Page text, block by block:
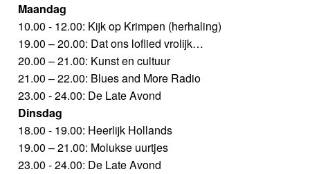
Maandag
10.00 - 12.00: Kijk op Krimpen (herhaling)
19.00 – 20.00: Dat ons loflied vrolijk…
20.00 – 21.00: Kunst en cultuur
21.00 – 22.00: Blues and More Radio
23.00 - 24.00: De Late Avond
Dinsdag
18.00 - 19.00: Heerlijk Hollands
19.00 – 21.00: Molukse uurtjes
23.00 - 24.00: De Late Avond